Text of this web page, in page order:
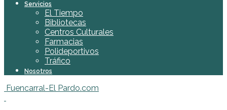
Servicios
El Tiempo
Bibliotecas
Centros Culturales
Farmacias
Polideportivos
Tráfico
Nosotros
Fuencarral-El Pardo.com